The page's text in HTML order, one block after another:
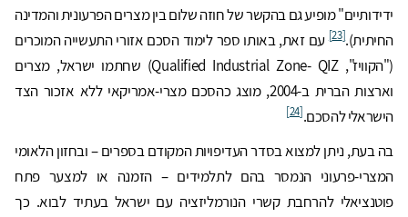
ידידותיים" מופיע גם בהקשר של חוזה שלום בין מצרים הפרעונית והמדינה
החיתית).[23]
עם זאת, באותו ספר לימוד הסכם אזורי התעשייה המוכרים
("הקוויז", Qualified Industrial Zone- QIZ) שחתמו ישראל, מצרים
וארצות הברית ב-2004, מוצג כהסכם מצרי-אמריקאי ללא אזכור הצד
הישראלי להסכם.[24]
בה בעת, ניתן למצוא בסדר העדיפויות המקודם בספרים – ובחזון הלאומי
המצרי-פרעוני הנמסר בהם לתלמידים – הזמנה או למצער פתח
פוטנציאלי להרחבת קשרי הנורמליזציה עם ישראל בעתיד לבוא. כך